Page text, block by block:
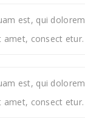
est, qui dolorem
amet, consect etur.
est, qui dolorem
amet, consect etur.